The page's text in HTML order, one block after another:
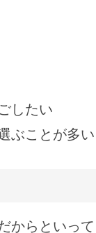
したい
ぶことが多い
からといっ